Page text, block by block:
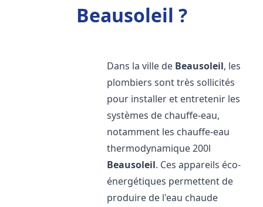
Beausoleil ?
Dans la ville de Beausoleil, les
plombiers sont très sollicités
pour installer et entretenir les
systèmes de chauffe-eau,
notamment les chauffe-eau
thermodynamique 200l
Beausoleil. Ces appareils éco-
énergétiques permettent de
produire de l'eau chaude